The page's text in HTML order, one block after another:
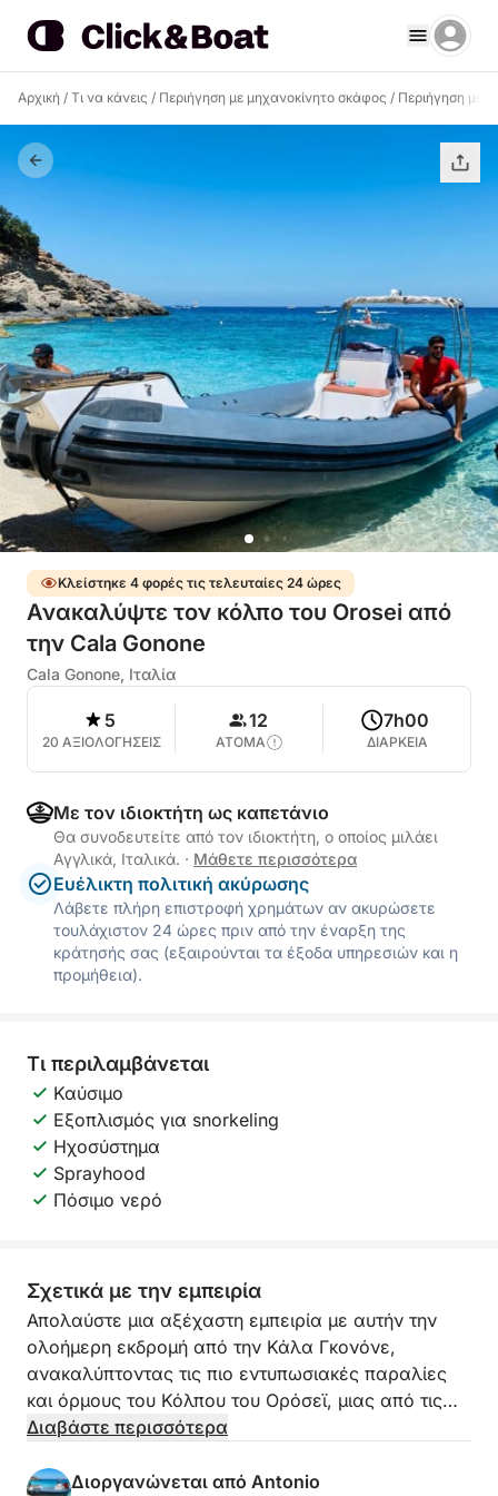
Αρχική / Τι να κάνεις / Περιήγηση με μηχανοκίνητο σκάφος / Περιήγηση με
Κλείστηκε 4 φορές τις τελευταίες 24 ώρες
Ανακαλύψτε τον κόλπο του Orosei από
την Cala Gonone
Cala Gonone, Ιταλία
5
20 ΑΞΙΟΛΟΓΗΣΕΙΣ
12
ΑΤΟΜΑ
7h00
ΔΙΑΡΚΕΙΑ
Με τον ιδιοκτήτη ως καπετάνιο
Θα συνοδευτείτε από τον ιδιοκτήτη, ο οποίος μιλάει
Αγγλικά, Ιταλικά. · Μάθετε περισσότερα
Ευέλικτη πολιτική ακύρωσης
Λάβετε πλήρη επιστροφή χρημάτων αν ακυρώσετε
τουλάχιστον 24 ώρες πριν από την έναρξη της
κράτησής σας (εξαιρούνται τα έξοδα υπηρεσιών και η
προμήθεια).
Τι περιλαμβάνεται
Καύσιμο
Εξοπλισμός για snorkeling
Ηχοσύστημα
Sprayhood
Πόσιμο νερό
Σχετικά με την εμπειρία
Απολαύστε μια αξέχαστη εμπειρία με αυτήν την
ολοήμερη εκδρομή από την Κάλα Γκονόνε,
ανακαλύπτοντας τις πιο εντυπωσιακές παραλίες
και όρμους του Κόλπου του Ορόσεϊ, μιας από τις
πιο μαγευτικές ακτές της Σαρδηνίας.
Θα πλεύσετε κατά μήκος μιας άγριας και
Διαβάστε περισσότερα
Διοργανώνεται από Antonio